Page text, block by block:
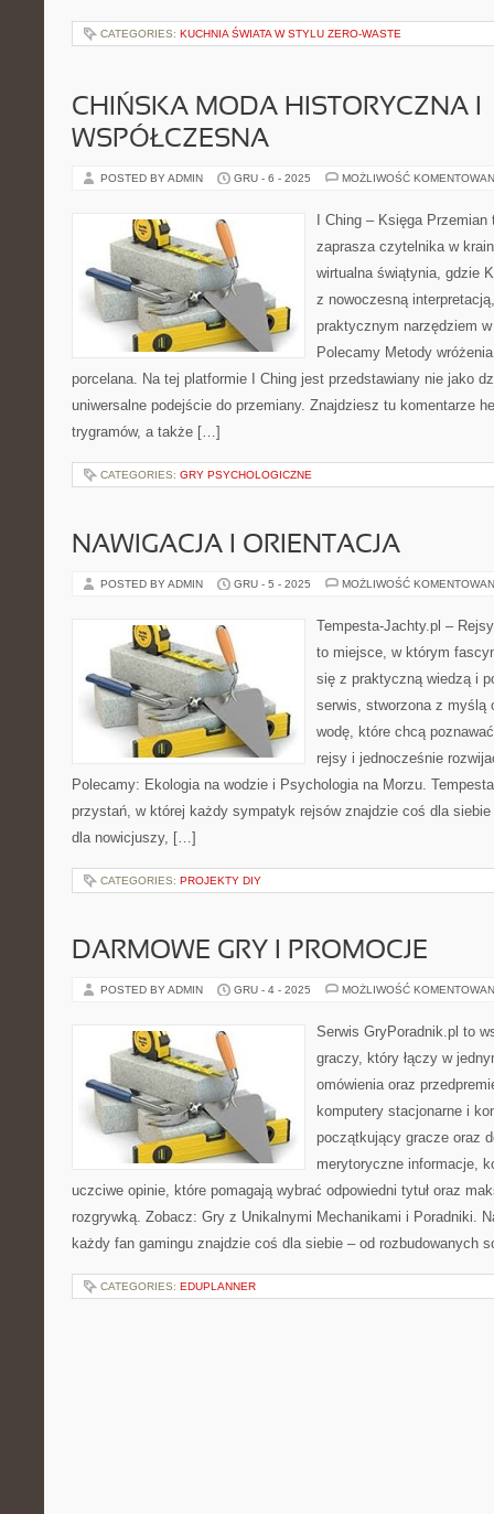
CATEGORIES: KUCHNIA ŚWIATA W STYLU ZERO-WASTE
CHIŃSKA MODA HISTORYCZNA I
WSPÓŁCZESNA
POSTED BY ADMIN GRU - 6 - 2025 MOŻLIWOŚĆ
I Ching – Księga
zaprasza czytelnika w
wirtualna świątynia, gdzie
z nowoczesną
praktycznym narzędziem
Polecamy Metody
porcelana. Na tej platformie I Ching jest przedstawiany nie jako
uniwersalne podejście do przemiany. Znajdziesz tu komentarze
trygramów, a także […]
CATEGORIES: GRY PSYCHOLOGICZNE
NAWIGACJA I ORIENTACJA
POSTED BY ADMIN GRU - 5 - 2025 MOŻLIWOŚĆ
Tempesta-Jachty.pl –
to miejsce, w którym
się z praktyczną wiedzą i
serwis, stworzona z myślą
wodę, które chcą
rejsy i jednocześnie
Polecamy: Ekologia na wodzie i Psychologia na Morzu.
przystań, w której każdy sympatyk rejsów znajdzie coś dla
dla nowicjuszy, […]
CATEGORIES: PROJEKTY DIY
DARMOWE GRY I PROMOCJE
POSTED BY ADMIN GRU - 4 - 2025 MOŻLIWOŚĆ
Serwis GryPoradnik.pl to
graczy, który łączy w
omówienia oraz
komputery stacjonarne i
początkujący gracze oraz
merytoryczne informacje,
uczciwe opinie, które pomagają wybrać odpowiedni tytuł oraz
rozgrywką. Zobacz: Gry z Unikalnymi Mechanikami i Poradniki.
każdy fan gamingu znajdzie coś dla siebie – od rozbudowanych
CATEGORIES: EDUPLANNER